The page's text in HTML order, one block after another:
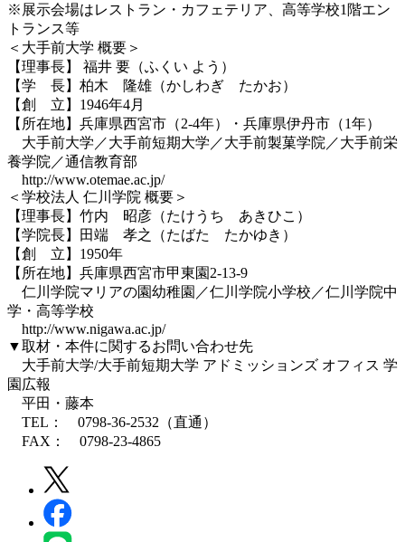
※展示会場はレストラン・カフェテリア、高等学校1階エン
トランス等
＜大手前大学 概要＞
【理事長】 福井 要（ふくい よう）
【学 長】柏木 隆雄（かしわぎ たかお）
【創 立】1946年4月
【所在地】兵庫県西宮市（2-4年）・兵庫県伊丹市（1年）
大手前大学／大手前短期大学／大手前製菓学院／大手前栄
養学院／通信教育部
http://www.otemae.ac.jp/
＜学校法人 仁川学院 概要＞
【理事長】竹内 昭彦（たけうち あきひこ）
【学院長】田端 孝之（たばた たかゆき）
【創 立】1950年
【所在地】兵庫県西宮市甲東園2-13-9
仁川学院マリアの園幼稚園／仁川学院小学校／仁川学院中
学・高等学校
http://www.nigawa.ac.jp/
▼取材・本件に関するお問い合わせ先
大手前大学/大手前短期大学 アドミッションズ オフィス 学
園広報
平田・藤本
TEL： 0798-36-2532（直通）
FAX： 0798-23-4865